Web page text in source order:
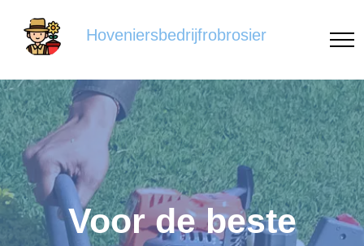
Hoveniersbedrijfrobrosier
Voor de beste